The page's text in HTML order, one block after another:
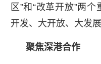
区”和“改革开放”两
开发、大开放、大发展
聚焦深港合作